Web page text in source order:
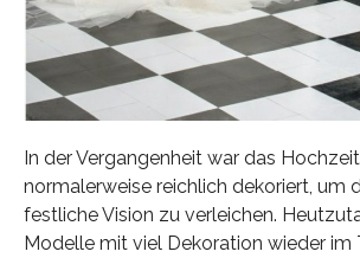
In der Vergangenheit war das
normalerweise reichlich dekoriert, um
festliche Vision zu verleichen.
Modelle mit viel Dekoration wieder im